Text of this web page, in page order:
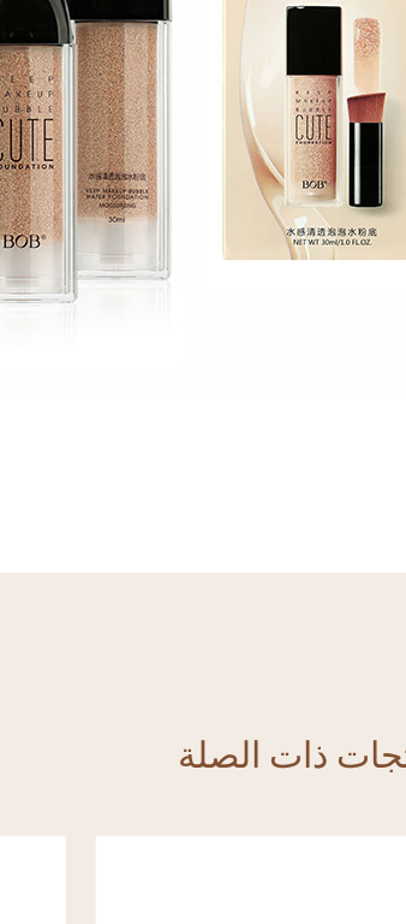
ذات الصلة